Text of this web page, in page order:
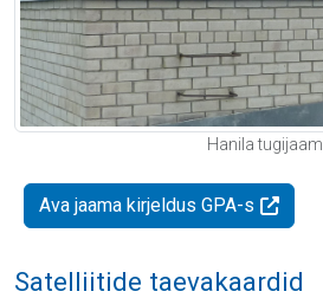
Hanila tugijaam
Ava jaama kirjeldus GPA-s
Satelliitide taevakaardid